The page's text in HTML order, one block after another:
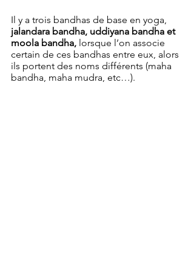
Il y a trois bandhas de base en yoga,
jalandara bandha, uddiyana bandha et
moola bandha, lorsque l’on associe
certain de ces bandhas entre eux, alors
ils portent des noms différents (maha
bandha, maha mudra, etc…).